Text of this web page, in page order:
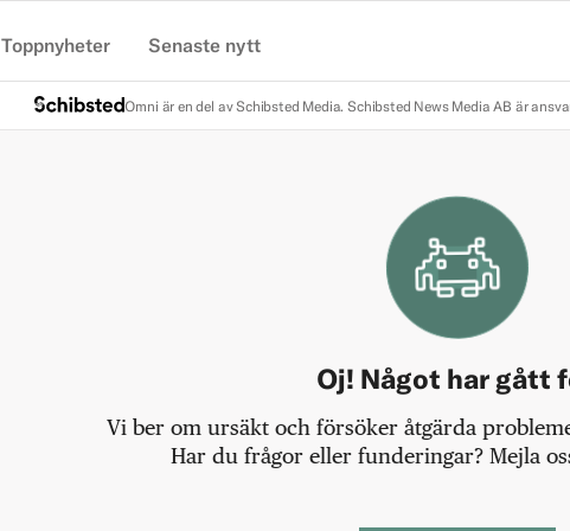
Toppnyheter Senaste nytt
Omni är en del av Schibsted Media. Schibsted News Media AB är
Oj! Något har gått
Vi ber om ursäkt och försöker åtgärda
Har du frågor eller funderingar? Mejla